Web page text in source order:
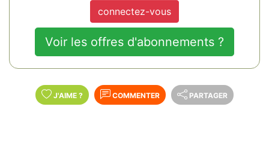
connectez-vous
Voir les offres d'abonnements ?
J'AIME ? COMMENTER PARTAGER